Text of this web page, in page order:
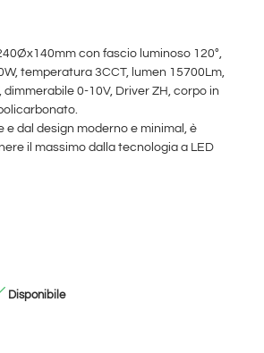
con fascio luminoso 120°,
temperatura 3CCT, lumen 15700Lm,
0-10V, Driver ZH, corpo in
dal design moderno e minimal, è
il massimo dalla tecnologia a LED
Disponibile